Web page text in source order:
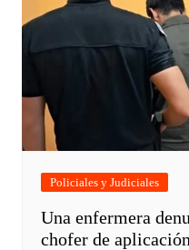
Policiales y Judiciales
Una enfermera
chofer de aplicación